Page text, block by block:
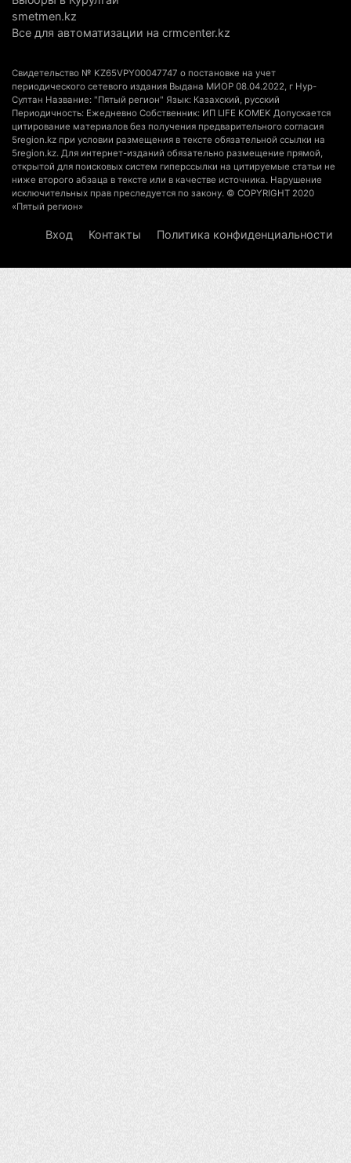
Казахстанцы назвали доход, при котором не
считают себя бедными
Пожар в Аксайском ущелье под Алматы
полностью ликвидирован спустя три дня
6 августа 2026 г. 08:51 259
Минэкологии опровергло фото тигра возле села
в Алматинской области
5 августа 2026 г. 17:06
мировом рейтинге благополучия
smetmen.kz
Все для автоматизации на crmcenter.kz
Свидетельство № KZ65VPY00047747 о постановке на учет
периодического сетевого издания Выдана МИОР 08.04.2022, г Нур-
Султан Название: "Пятый регион" Язык: Казахский, русский
Периодичность: Ежедневно Собственник: ИП LIFE KOMEK Допускается
цитирование материалов без получения предварительного согласия
5region.kz при условии размещения в тексте обязательной ссылки на
5region.kz. Для интернет-изданий обязательно размещение прямой,
открытой для поисковых систем гиперссылки на цитируемые статьи не
ниже второго абзаца в тексте или в качестве источника. Нарушение
исключительных прав преследуется по закону. © COPYRIGHT 2020
«Пятый регион»
Вход Контакты Политика конфиденциальности